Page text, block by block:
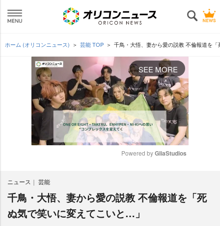
ホーム (オリコンニュース) 芸能 TOP 千鳥・大悟、妻から愛の説教 不倫報道を
SEE MORE
e
Powered by GliaStudios
ニュース 芸能
千鳥・大悟、妻から愛の説教 不倫報道を「死
ぬ気で笑いに変えてこいと…」